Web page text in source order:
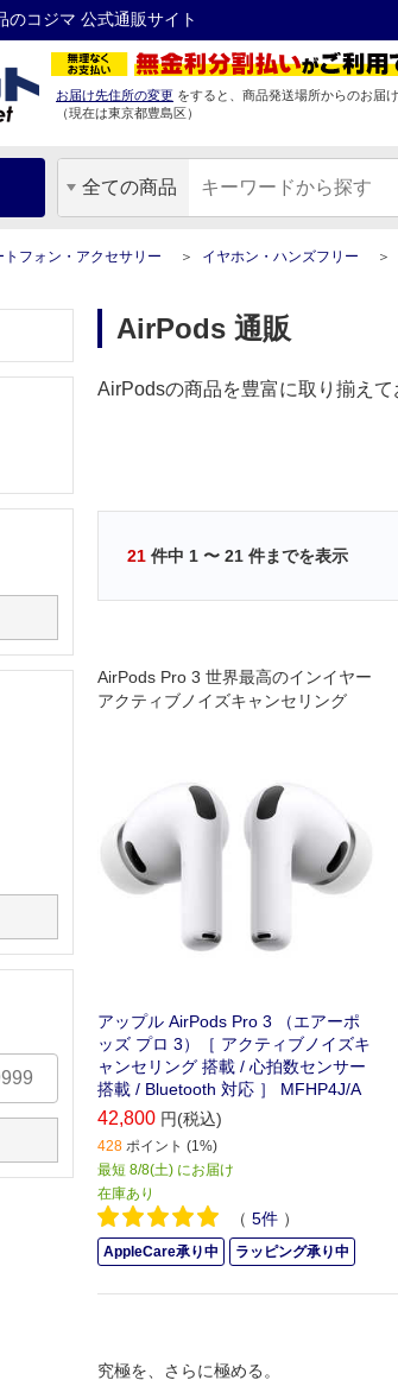
のコジマ 公式通販サイト
お届け先住所の変更 をすると、商品発送場所からのお届
（現在は東京都豊島区）
全ての商品
トフォン・アクセサリー イヤホン・ハンズフリー
AirPods 通販
AirPodsの商品を豊富に取り揃えて
21 件中 1 〜 21 件までを表示
AirPods Pro 3 世界最高のインイヤー
アクティブノイズキャンセリング
アップル AirPods Pro 3 （エアーポ
ッズ プロ 3）［ アクティブノイズキ
ャンセリング 搭載 / 心拍数センサー
搭載 / Bluetooth 対応 ］ MFHP4J/A
42,800 円(税込)
428 ポイント (1%)
最短 8/8(土) にお届け
在庫あり
（ 5件 ）
AppleCare承り中 ラッピング承り中
究極を、さらに極める。